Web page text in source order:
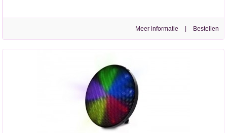
Meer informatie |